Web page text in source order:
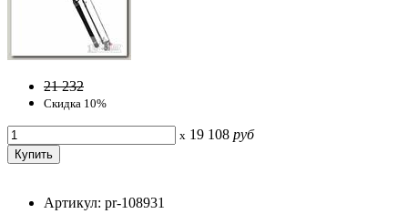
21 232
Скидка 10%
x 19 108 руб
Артикул: pr-108931